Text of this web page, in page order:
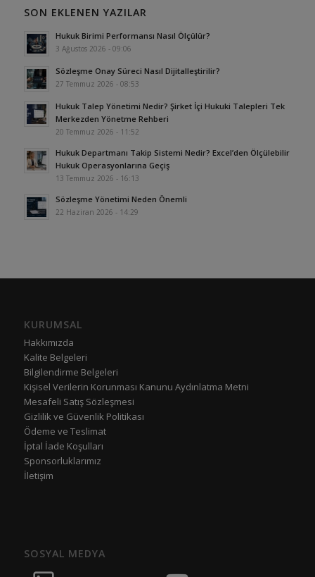
SON EKLENEN YAZILAR
Hukuk Birimi Performansı Nasıl Ölçülür?
3 Ağustos 2026 - 09:06
Sözleşme Onay Süreci Nasıl Dijitalleştirilir?
27 Temmuz 2026 - 08:53
Hukuk Talep Yönetimi Nedir? Şirket İçi Hukuki Talepleri Tek
Merkezden Yönetme Rehberi
20 Temmuz 2026 - 11:52
Hukuk Departmanı Takip Sistemi Nedir? Excel’den Ölçülebilir
Hukuk Operasyonlarına Geçiş
13 Temmuz 2026 - 16:13
Sözleşme Yönetimi Neden Önemli
22 Haziran 2026 - 14:29
KURUMSAL
Hakkımızda
Kalite Belgeleri
Bilgilendirme Belgeleri
Kişisel Verilerin Korunması Kanunu Aydınlatma Metni
Mesafeli Satış Sözleşmesi
Gizlilik ve Güvenlik Politikası
Ödeme ve Teslimat
İptal İade Koşulları
Sponsorluklarımız
İletişim
SOSYAL MEDYA